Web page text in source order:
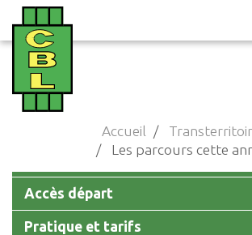
Aller
au
contenu
principal
Accueil
Les parcours cette
Main
navigation
Accès départ
Pratique et tarifs